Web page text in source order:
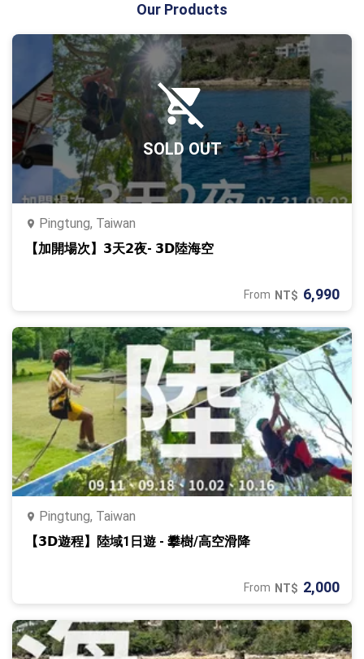
Our Products
SOLD OUT
Pingtung, Taiwan
【加開場次】𝟯天𝟮夜‐ 𝟯𝗗陸海空
From NT$ 6,990
Pingtung, Taiwan
【𝟯𝗗遊程】陸域1日遊 ‐ 攀樹/高空滑降
From NT$ 2,000